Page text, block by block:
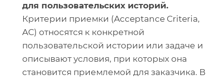
для пользовательских историй.
Критерии приемки (Acceptance Criteria,
AC) относятся к конкретной
пользовательской истории или задаче и
описывают условия, при которых она
становится приемлемой для заказчика. В